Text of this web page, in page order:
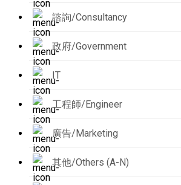
諮詢/Consultancy
政府/Government
IT
工程師/Engineer
廣告/Marketing
其他/Others (A-N)